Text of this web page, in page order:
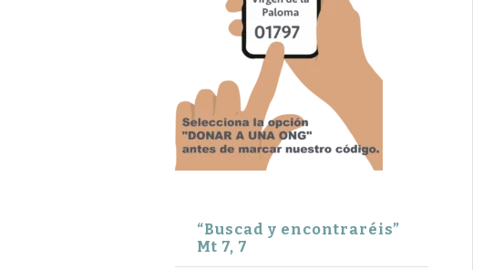
“Buscad y encontraréis”
Mt 7, 7